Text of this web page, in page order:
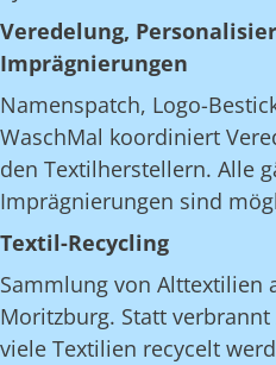
Veredelung,
Imprägnierungen
Namenspatch, Logo-
WaschMal koordiniert
den Textilherstellern. Alle
Imprägnierungen sind
Textil-Recycling
Sammlung von Alttextilien
Moritzburg. Statt
viele Textilien recycelt